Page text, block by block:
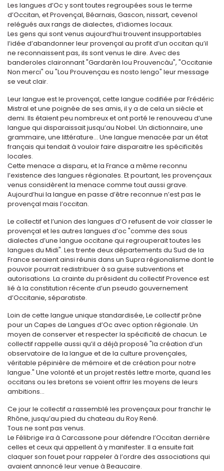
Les langues d’Oc y sont toutes regroupées sous le terme
d’Occitan, et Provençal, Béarnais, Gascon, nissart, cevenol
relégués aux rangs de dialectes, d’idiomes locaux.
Les gens qui sont venus aujourd’hui trouvent insupportables
l’idée d’abandonner leur provençal au profit d’un occitan qu’il
ne reconnaissent pas, ils sont venus le dire. Avec des
banderoles claironnant "Gardarèn lou Prouvencàu", "Occitanie
Non merci" ou "Lou Prouvençau es nosto lengo" leur message
se veut clair.
Leur langue est le provençal, cette langue codifiée par Frédéric
Mistral et une poignée de ses amis, il y a de cela un siècle et
demi. Ils étaient peu nombreux et ont porté le renouveau d’une
langue qui disparaissait jusqu’au Nobel. Un dictionnaire, une
grammaire, une littérature... Une langue menacée par un état
français qui tendait à vouloir faire disparaitre les spécificités
locales.
Cette menace a disparu, et la France a même reconnu
l’existence des langues régionales. Et pourtant, les provençaux
venus considèrent la menace comme tout aussi grave.
Aujourd’hui la langue en passe d’être reconnue n’est pas le
provençal mais l’occitan.
Le collectif et l’union des langues d’O refusent de voir classer le
provençal et les autres langues d’oc "comme des sous
dialectes d’une langue occitane qui regrouperait toutes les
langues du Midi". Les trente deux départements du Sud de la
France seraient ainsi réunis dans un Supra régionalisme dont le
pouvoir pourrait redistribuer à sa guise subventions et
autorisations. La crainte du président du collectif Provence est
lié à la constitution récente d’un pseudo gouvernement
d’Occitanie, séparatiste.
Loin de cette langue unique standardisée, Le collectif prône
pour un Capes de Langues d’Oc avec option régionale. Un
moyen de conserver et respecter la spécificité de chacun. Le
collectif rappelle aussi qu’il a déjà proposé "la création d’un
observatoire de la langue et de la culture provençales,
véritable pépinière de mémoire et de création pour notre
langue." Une volonté et un projet restés lettre morte, quand les
occitans ou les bretons se voient offrir les moyens de leurs
ambitions...
Ce jour le collectif a rassemblé les provençaux pour franchir le
Rhône, jusqu’au pied du chateau du Roy René.
Tous ne sont pas venus.
Le Félibrige ira à Carcassone pour défendre l’Occitan derrière
celles et ceux qui appellent à y manifester. Il a ensuite fait
claquer son fouet pour rappeler à l’ordre des associations qui
avaient annoncé leur venue à Beaucaire.